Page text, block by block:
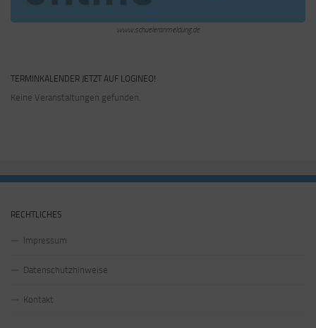
www.schueleranmeldung.de
TERMINKALENDER JETZT AUF LOGINEO!
Keine Veranstaltungen gefunden.
RECHTLICHES
Impressum
Datenschutzhinweise
Kontakt